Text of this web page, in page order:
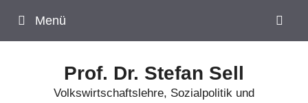
Inhalt
springen
Menü
Prof. Dr. Stefan Sell
Volkswirtschaftslehre, Sozialpolitik und